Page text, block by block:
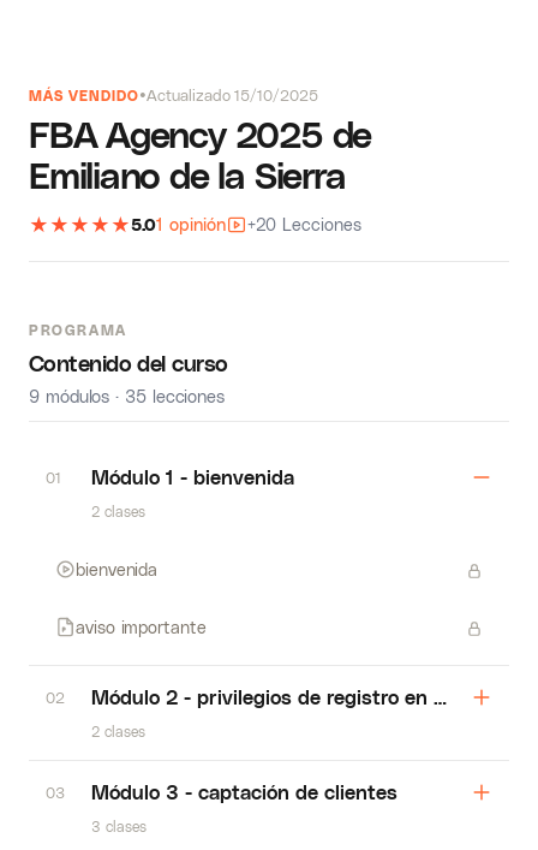
MÁS VENDIDO Actualizado 15/10/2025
FBA Agency 2025 de
Emiliano de la Sierra
★ ★ ★ ★ ★5.01 opinión +20 Lecciones
PROGRAMA
Contenido del curso
9 módulos · 35 lecciones
01 Módulo 1 - bienvenida
2 clases
bienvenida
aviso importante
02 Módulo 2 - privilegios de registro en amazon
2 clases
03 Módulo 3 - captación de clientes
3 clases